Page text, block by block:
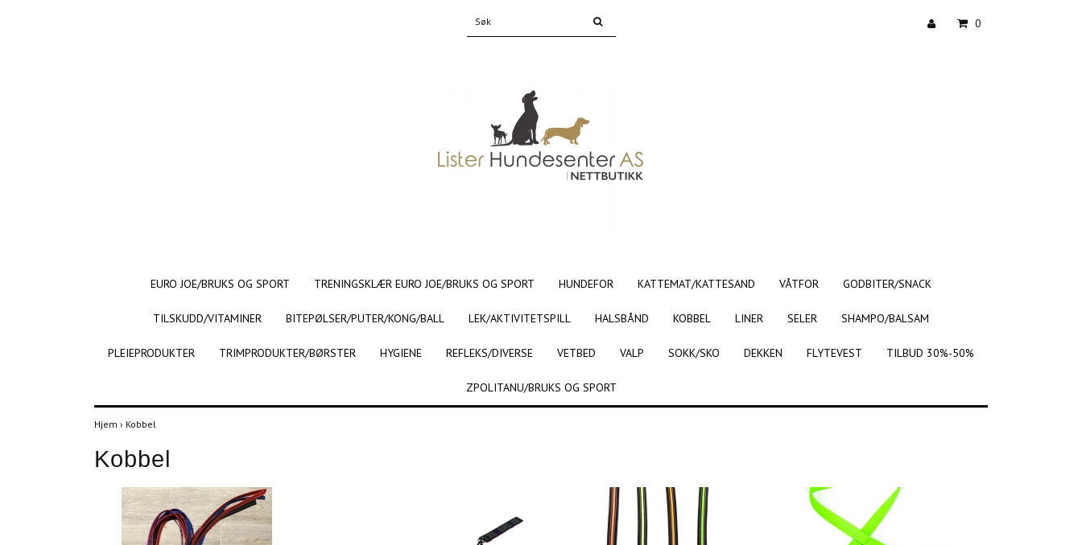
0
EURO JOE/BRUKS OG SPORT TRENINGSKLÆR EURO JOE/BRUKS OG SPORT HUNDEFOR KATTEMAT/KATTESAND VÅTFOR GODBITER/SNACK
TILSKUDD/VITAMINER BITEPØLSER/PUTER/KONG/BALL LEK/AKTIVITETSPILL HALSBÅND KOBBEL LINER SELER SHAMPO/BALSAM
PLEIEPRODUKTER TRIMPRODUKTER/BØRSTER HYGIENE REFLEKS/DIVERSE VETBED VALP SOKK/SKO DEKKEN FLYTEVEST TILBUD 30%-50%
ZPOLITANU/BRUKS OG SPORT
Hjem › Kobbel
Kobbel